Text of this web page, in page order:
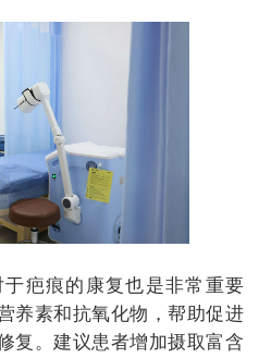
疤痕的康复也是非常重要
养素和抗氧化物，帮助促进
复。建议患者增加摄取富含